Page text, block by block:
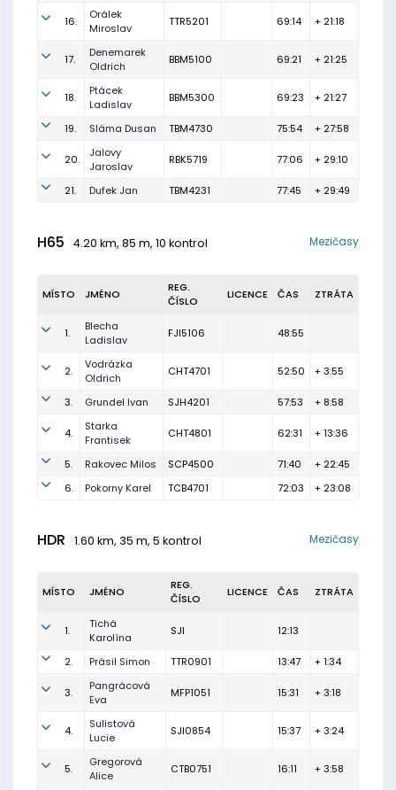
16.
Orálek
Miroslav
TTR5201 69:14 + 21:18
17.
Denemarek
Oldrich
BBM5100 69:21 + 21:25
18.
Ptácek
Ladislav
BBM5300 69:23 + 21:27
19. Sláma Dusan TBM4730 75:54 + 27:58
20.
Jalovy
Jaroslav
RBK5719 77:06 + 29:10
21. Dufek Jan TBM4231 77:45 + 29:49
H65 4.20 km, 85 m, 10 kontrol Mezičasy
MÍSTO JMÉNO
REG.
ČÍSLO
LICENCE ČAS ZTRÁTA
1.
Blecha
Ladislav
FJI5106 48:55
2.
Vodrázka
Oldrich
CHT4701 52:50 + 3:55
3. Grundel Ivan SJH4201 57:53 + 8:58
4.
Starka
Frantisek
CHT4801 62:31 + 13:36
5. Rakovec Milos SCP4500 71:40
+ 22:45
6.
Pokorny Karel TCB4701 72:03 + 23:08
HDR 1.60 km, 35 m, 5 kontrol Mezičasy
MÍSTO JMÉNO
REG.
ČÍSLO
LICENCE ČAS ZTRÁTA
1.
Tichá
Karolína
SJI 12:13
2. Prásil Simon TTR0901 13:47 + 1:34
3.
Pangrácová
Eva
MFP1051 15:31 + 3:18
4.
Sulistová
Lucie
SJI0854 15:37 + 3:24
5.
Gregorová
Alice
CTB0751 16:11 + 3:58